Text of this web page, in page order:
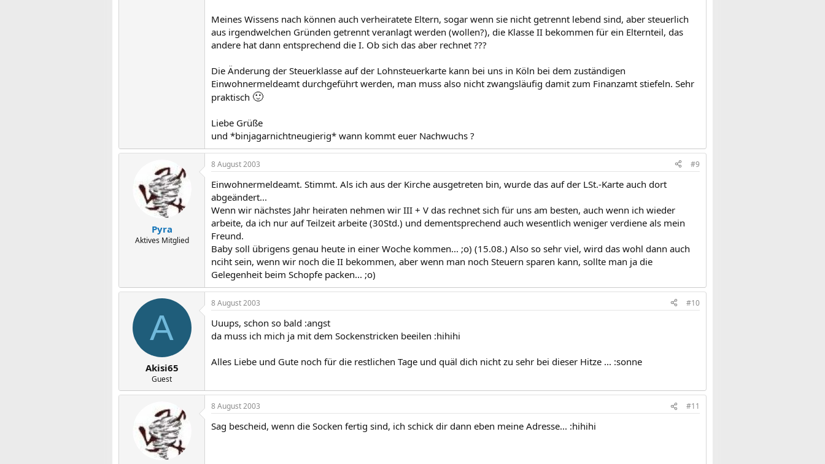
Meines Wissens nach können auch verheiratete Eltern, sogar wenn sie nicht getrennt lebend sind, aber steuerlich
aus irgendwelchen Gründen getrennt veranlagt werden (wollen?), die Klasse II bekommen für ein Elternteil, das
andere hat dann entsprechend die I. Ob sich das aber rechnet ???
Die Änderung der Steuerklasse auf der Lohnsteuerkarte kann bei uns in Köln bei dem zuständigen
Einwohnermeldeamt durchgeführt werden, man muss also nicht zwangsläufig damit zum Finanzamt stiefeln. Sehr
praktisch 🙂
Liebe Grüße
und *binjagarnichtneugierig* wann kommt euer Nachwuchs ?
Pyra
Aktives Mitglied
8 August 2003 #9
Einwohnermeldeamt. Stimmt. Als ich aus der Kirche ausgetreten bin, wurde das auf der LSt.-Karte auch dort
abgeändert...
Wenn wir nächstes Jahr heiraten nehmen wir III + V das rechnet sich für uns am besten, auch wenn ich wieder
arbeite, da ich nur auf Teilzeit arbeite (30Std.) und dementsprechend auch wesentlich weniger verdiene als mein
Freund.
Baby soll übrigens genau heute in einer Woche kommen... ;o) (15.08.) Also so sehr viel, wird das wohl dann auch
nciht sein, wenn wir noch die II bekommen, aber wenn man noch Steuern sparen kann, sollte man ja die
Gelegenheit beim Schopfe packen... ;o)
A
Akisi65
Guest
8 August 2003 #10
Uuups, schon so bald :angst
da muss ich mich ja mit dem Sockenstricken beeilen :hihihi
Alles Liebe und Gute noch für die restlichen Tage und quäl dich nicht zu sehr bei dieser Hitze ... :sonne
8 August 2003 #11
Sag bescheid, wenn die Socken fertig sind, ich schick dir dann eben meine Adresse... :hihihi